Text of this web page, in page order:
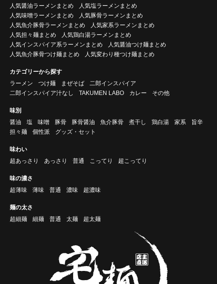
人気醤油ラーメンまとめ
人気塩ラーメンまとめ
人気味噌ラーメンまとめ
人気豚骨ラーメンまとめ
人気魚介豚骨ラーメンまとめ
人気家系ラーメンまとめ
人気担々麺まとめ
人気鶏白湯ラーメンまとめ
人気インスパイア系ラーメンまとめ
人気醤油つけ麺まとめ
人気魚介豚骨つけ麺まとめ
人気変わり種つけ麺まとめ
カテゴリーから探す
ラーメン
つけ麺 まぜそば
二郎インスパイア
二郎インスパイア汁なし
TAKUMEN LABO カレー その他
味別
醤油
塩 味噌 豚骨 豚骨醤油 魚介豚骨 煮干し 鶏白湯 家系
旨辛
担々麺
個性派 グッズ・セット
味わい
超あっさり
あっさり 普通 こってり 超こってり
味の濃さ
超薄味
薄味 普通 濃味 超濃味
麺の太さ
超細麺
細麺 普通 太麺 超太麺